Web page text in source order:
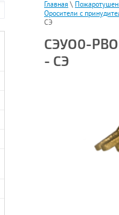
Главная \
Оросители с
СЭ
СЭУО0-
- СЭ